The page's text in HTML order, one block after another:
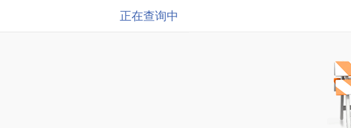
正在查询中